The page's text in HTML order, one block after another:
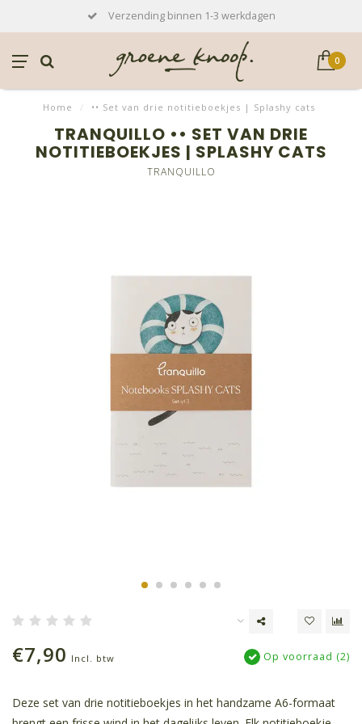
Verzending binnen 1-3 werkdagen
0
Home / •• Set van drie notitieboekjes | Splashy cats
TRANQUILLO •• SET VAN DRIE
NOTITIEBOEKJES | SPLASHY CATS
TRANQUILLO
€7,90 Incl. btw Op voorraad (2)
Deze set van drie notitieboekjes in het handzame A6-formaat